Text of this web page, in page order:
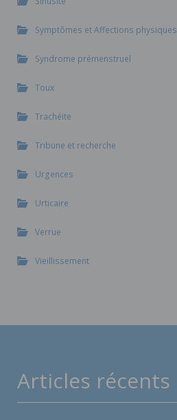
Symptômes et Affections physiques
Syndrome prémenstruel
Toux
Trachéite
Tribune et recherche
Urgences
Urticaire
Verrue
Vieillissement
Articles récents